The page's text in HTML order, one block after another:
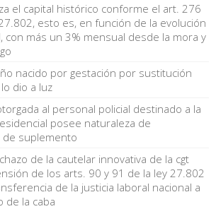
el capital histórico conforme el art. 276
esto es, en función de la evolución
con más un 3% mensual desde la mora y
nacido por gestación por sustitución
dio a luz
al personal policial destinado a la
posee naturaleza de
de suplemento
de la cautelar innovativa de la cgt
de los arts. 90 y 91 de la ley 27.802
de la justicia laboral nacional a
de la caba